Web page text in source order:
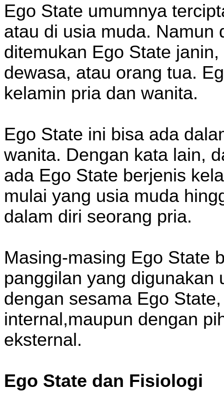
Ego State umumnya
atau di usia muda. Namun
ditemukan Ego State
dewasa, atau orang tua.
kelamin pria dan wanita.
Ego State ini bisa ada
wanita. Dengan kata lain,
ada Ego State berjenis
mulai yang usia muda
dalam diri seorang pria.
Masing-masing Ego State
panggilan yang digunakan
dengan sesama Ego
internal,maupun dengan
eksternal.
Ego State dan Fisiologi